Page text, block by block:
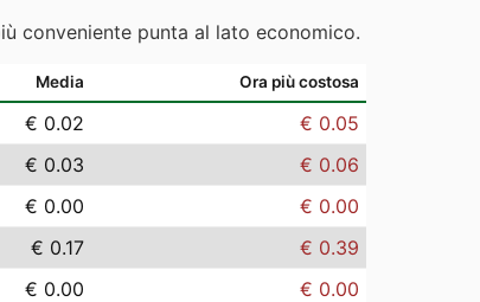
conveniente punta al lato economico.
Media Ora più costosa
€ 0.02
€ 0.05
€ 0.03
€ 0.06
€ 0.00
€ 0.00
€ 0.17
€ 0.39
€ 0.00
€ 0.00